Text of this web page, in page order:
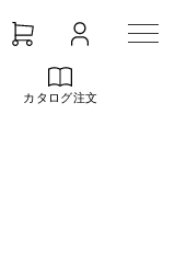
カタログ注文